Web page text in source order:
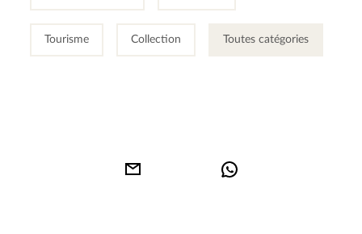
Tourisme Collection Toutes catégories